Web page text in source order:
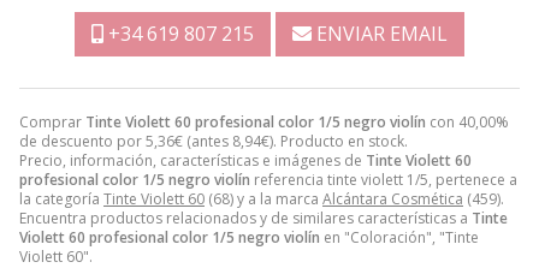
Comprar Tinte Violett 60 profesional color 1/5 negro violín con 40,00%
de descuento por5,36€ (antes 8,94€). Producto en stock.
Precio, información, características e imágenes de Tinte Violett 60
profesional color 1/5 negro violín referencia tinte violett 1/5, pertenece a
la categoría Tinte Violett 60 (68) y a la marca Alcántara Cosmética (459).
Encuentra productos relacionados y de similares características a Tinte
Violett 60 profesional color 1/5 negro violín en "Coloración", "Tinte
Violett 60".
+34 619 807 215 ENVIAR EMAIL